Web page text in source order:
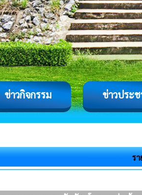
ข่าวกิจกรรม ข่าวประ
ร